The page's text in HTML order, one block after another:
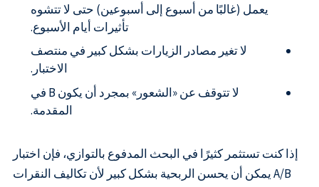
يعمل (غالبًا من أسبوع إلى أسبوعين) حتى لا تتشوه
تأثيرات أيام الأسبوع.
لا تغير مصادر الزيارات بشكل كبير في منتصف
الاختبار.
لا تتوقف عن «الشعور» بمجرد أن يكون B في
المقدمة.
إذا كنت تستثمر كثيرًا في البحث المدفوع بالتوازي، فإن اختبار
A/B يمكن أن يحسن الربحية بشكل كبير لأن تكاليف النقرات